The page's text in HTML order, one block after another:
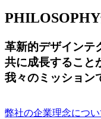
PHILOSOPHY
革新的デザインテ
共に成長すること
我々のミッション
弊社の企業理念につい